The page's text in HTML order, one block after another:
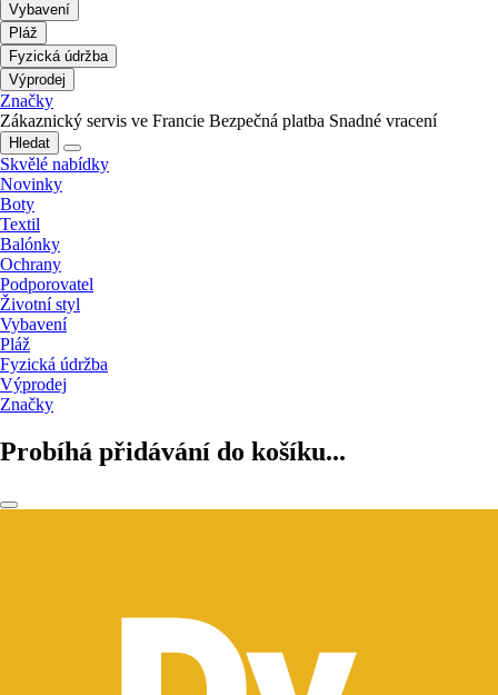
Vybavení
Pláž
Fyzická údržba
Výprodej
Značky
Zákaznický servis ve Francie Bezpečná platba Snadné vracení
Hledat
Skvělé nabídky
Novinky
Boty
Textil
Balónky
Ochrany
Podporovatel
Životní styl
Vybavení
Pláž
Fyzická údržba
Výprodej
Značky
Probíhá přidávání do košíku...